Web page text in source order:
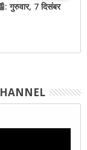
गुरुवार, 7 दिसंबर